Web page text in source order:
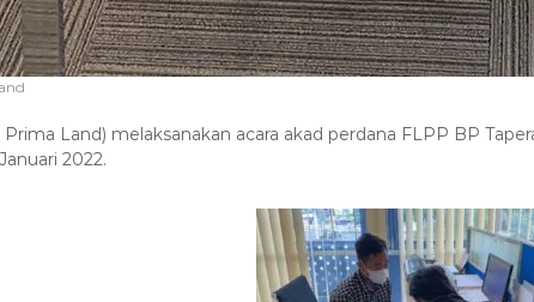
Prima Land) melaksanakan acara akad perdana FLPP BP
2022.